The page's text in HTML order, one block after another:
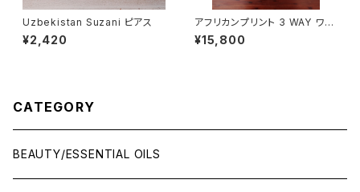
Uzbekistan Suzani ピアス
¥2,420
アフリカンプリント 3 WAY ワン
ピース フレンチスリーブ
¥15,800
CATEGORY
BEAUTY/ESSENTIAL OILS